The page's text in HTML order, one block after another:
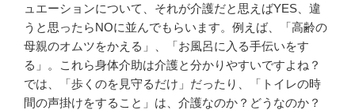
ュエーションについて、それが介護だと思えばYES、違
うと思ったらNOに並んでもらいます。例えば、「高齢の
母親のオムツをかえる」、「お風呂に入る手伝いをす
る」。これら身体介助は介護と分かりやすいですよね？
では、「歩くのを見守るだけ」だったり、「トイレの時
間の声掛けをすること」は、介護なのか？どうなのか？